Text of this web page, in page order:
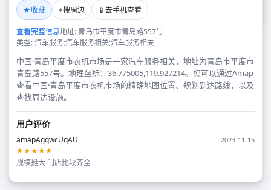
★收藏 ⌖搜周边 📱 去手机查看
查看完整信息地址: 青岛市平度市青岛路557号
类型: 汽车服务;汽车服务相关;汽车服务相关
中国·青岛平度市农机市场是一家汽车服务相关，地址为青岛市平度市
青岛路557号。地理坐标：36.775005,119.927214。您可以通过Amap
查看中国·青岛平度市农机市场的精确地图位置、规划到达路线，以及
查找周边设施。
用户评价
amapAgqwcUqAU
2023-11-15
★★★★★
规模挺大 门店比较齐全